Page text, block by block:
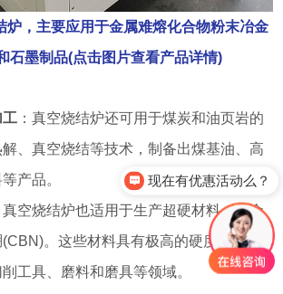
炉，主要应用于金属难熔化合物粉末冶金
石墨制品(点击图片查看产品详情)
：真空烧结炉还可用于煤炭和油页岩的
、真空烧结等技术，制备出煤基油、高
产品。
真空烧结炉也适用于生产超硬材料，如金
。这些材料具有极高的硬度和耐磨
工具、磨料和磨具等领域。